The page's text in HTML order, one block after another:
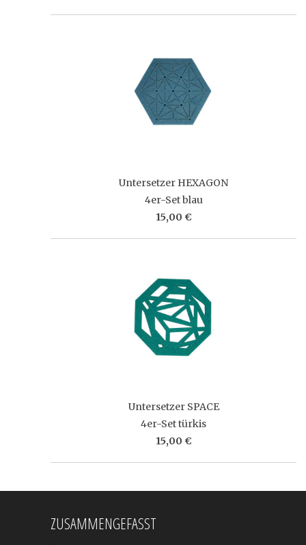
Untersetzer HEXAGON
4er-Set blau
15,00 €
Untersetzer SPACE
4er-Set türkis
15,00 €
ZUSAMMENGEFASST